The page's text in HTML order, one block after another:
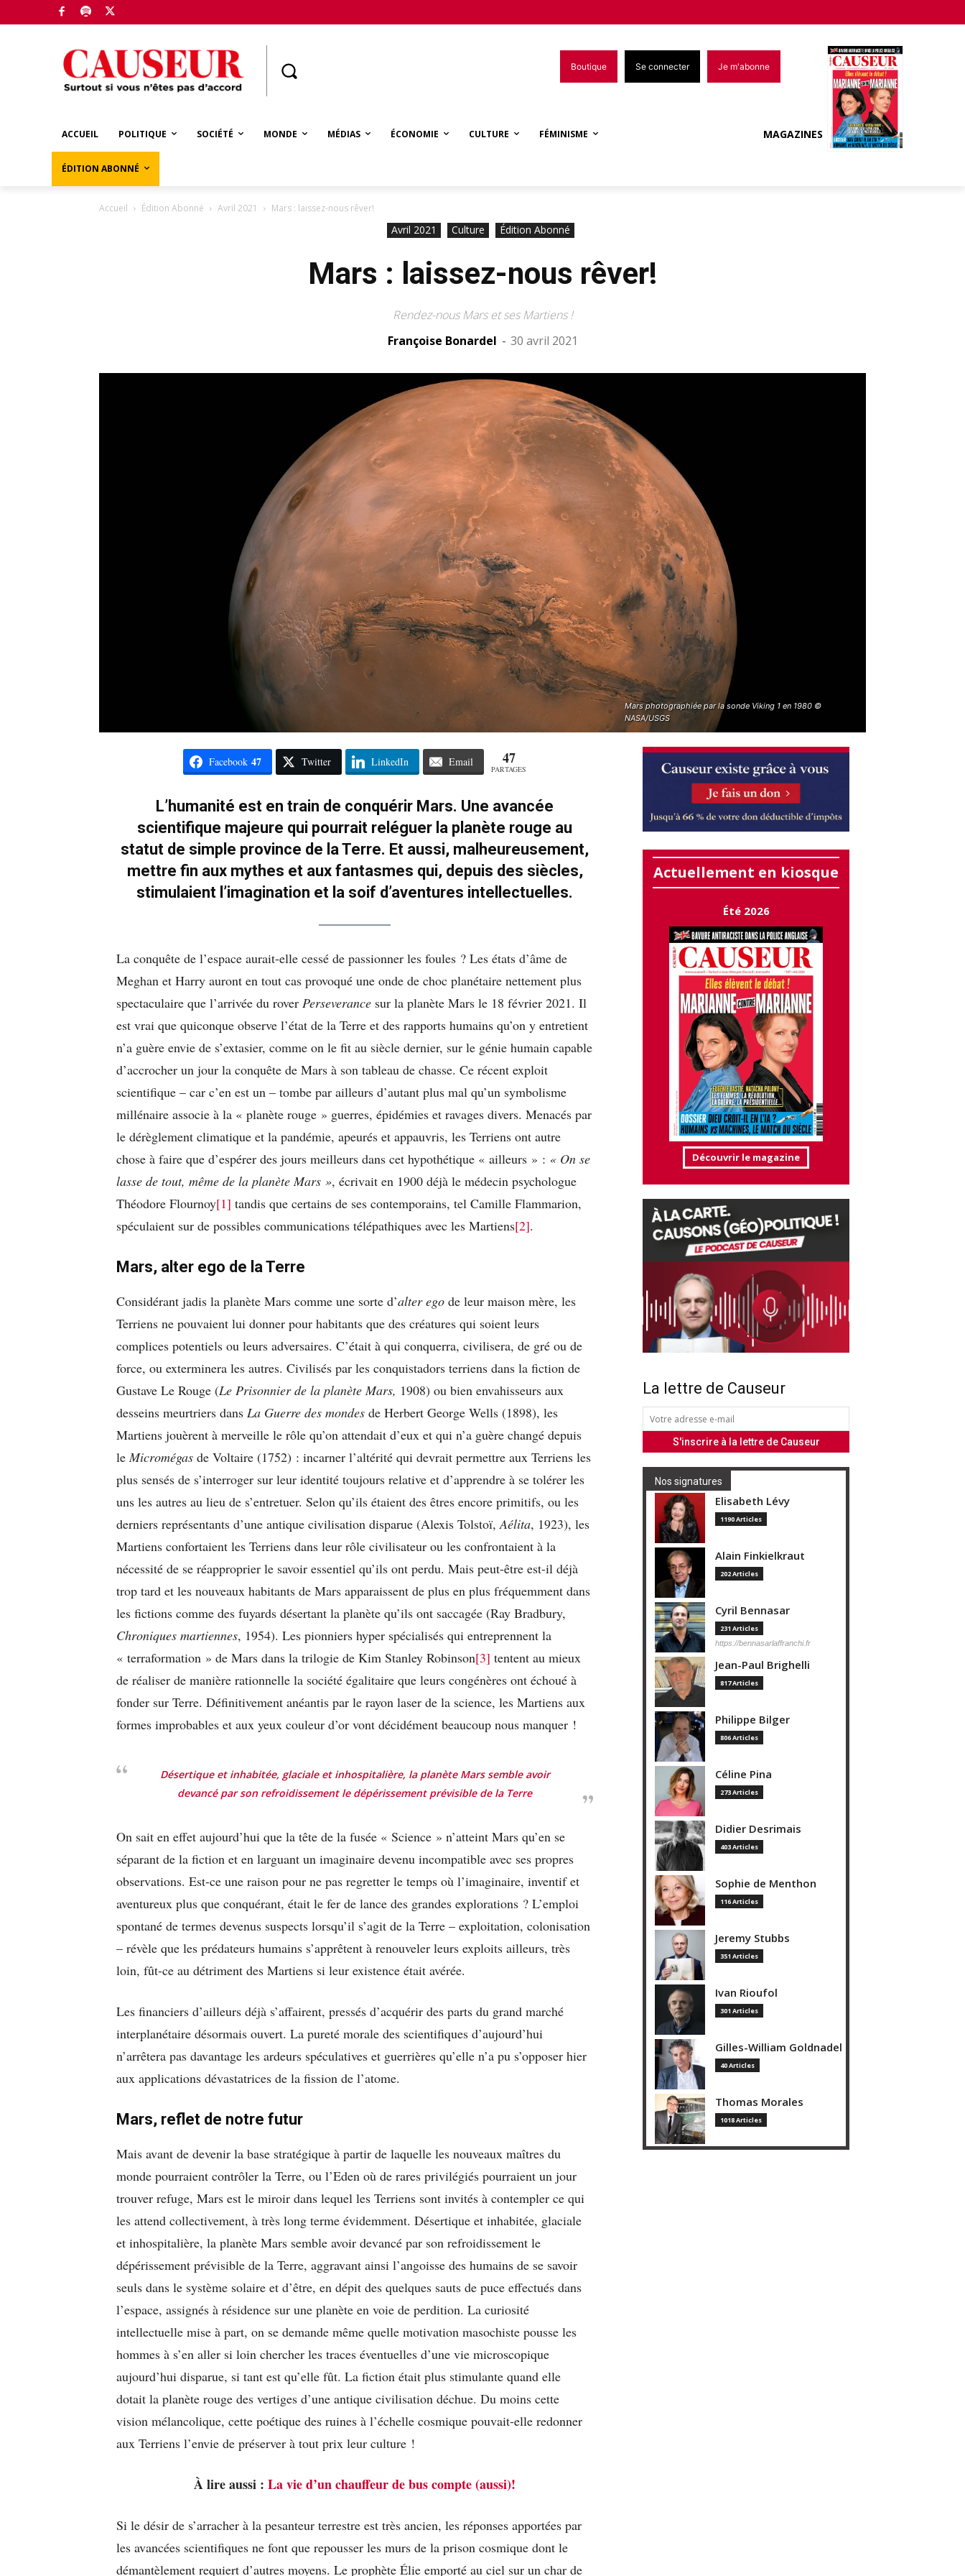
Boutique Se connecter Je m'abonne
ACCUEIL POLITIQUE SOCIÉTÉ MONDE MÉDIAS ÉCONOMIE CULTURE FÉMINISME
ÉDITION ABONNÉ
MAGAZINES
Accueil Édition Abonné Avril 2021 Mars : laissez-nous rêver!
Avril 2021 Culture Édition Abonné
Mars : laissez-nous rêver!
Rendez-nous Mars et ses Martiens !
Françoise Bonardel - 30 avril 2021
Mars photographiée par la sonde Viking 1 en 1980 ©
NASA/USGS
Facebook 47 Twitter LinkedIn Email 47
PARTAGES
L’humanité est en train de conquérir Mars. Une avancée
scientifique majeure qui pourrait reléguer la planète rouge au
statut de simple province de la Terre. Et aussi, malheureusement,
mettre fin aux mythes et aux fantasmes qui, depuis des siècles,
stimulaient l’imagination et la soif d’aventures intellectuelles.
La conquête de l’espace aurait-elle cessé de passionner les foules ? Les états d’âme de
Meghan et Harry auront en tout cas provoqué une onde de choc planétaire nettement plus
spectaculaire que l’arrivée du rover Perseverance sur la planète Mars le 18 février 2021. Il
est vrai que quiconque observe l’état de la Terre et des rapports humains qu’on y entretient
n’a guère envie de s’extasier, comme on le fit au siècle dernier, sur le génie humain capable
d’accrocher un jour la conquête de Mars à son tableau de chasse. Ce récent exploit
scientifique – car c’en est un – tombe par ailleurs d’autant plus mal qu’un symbolisme
millénaire associe à la « planète rouge » guerres, épidémies et ravages divers. Menacés par
le dérèglement climatique et la pandémie, apeurés et appauvris, les Terriens ont autre
chose à faire que d’espérer des jours meilleurs dans cet hypothétique « ailleurs » : « On se
lasse de tout, même de la planète Mars », écrivait en 1900 déjà le médecin psychologue
Théodore Flournoy[1] tandis que certains de ses contemporains, tel Camille Flammarion,
spéculaient sur de possibles communications télépathiques avec les Martiens[2].
Mars, alter ego de la Terre
Considérant jadis la planète Mars comme une sorte d’alter ego de leur maison mère, les
Terriens ne pouvaient lui donner pour habitants que des créatures qui soient leurs
complices potentiels ou leurs adversaires. C’était à qui conquerra, civilisera, de gré ou de
force, ou exterminera les autres. Civilisés par les conquistadors terriens dans la fiction de
Gustave Le Rouge (Le Prisonnier de la planète Mars, 1908) ou bien envahisseurs aux
desseins meurtriers dans La Guerre des mondes de Herbert George Wells (1898), les
Martiens jouèrent à merveille le rôle qu’on attendait d’eux et qui n’a guère changé depuis
leMicromégas de Voltaire (1752) : incarner l’altérité qui devrait permettre aux Terriens les
plus sensés de s’interroger sur leur identité toujours relative et d’apprendre à se tolérer les
uns les autres au lieu de s’entretuer. Selon qu’ils étaient des êtres encore primitifs, ou les
derniers représentants d’une antique civilisation disparue (Alexis Tolstoï,Aélita, 1923), les
Martiens confortaient les Terriens dans leur rôle civilisateur ou les confrontaient à la
nécessité de se réapproprier le savoir essentiel qu’ils ont perdu. Mais peut-être est-il déjà
trop tard et les nouveaux habitants de Mars apparaissent de plus en plus fréquemment dans
les fictions comme des fuyards désertant la planète qu’ils ont saccagée (Ray Bradbury,
Chroniques martiennes, 1954). Les pionniers hyper spécialisés qui entreprennent la
« terraformation » de Mars dans la trilogie de Kim Stanley Robinson[3] tentent au mieux
de réaliser de manière rationnelle la société égalitaire que leurs congénères ont échoué à
fonder sur Terre. Définitivement anéantis par le rayon laser de la science, les Martiens aux
formes improbables et aux yeux couleur d’or vont décidément beaucoup nous manquer !
Désertique et inhabitée, glaciale et inhospitalière, la planète Mars semble avoir
devancé par son refroidissement le dépérissement prévisible de la Terre
On sait en effet aujourd’hui que la tête de la fusée « Science » n’atteint Mars qu’en se
séparant de la fiction et en larguant un imaginaire devenu incompatible avec ses propres
observations. Est-ce une raison pour ne pas regretter le temps où l’imaginaire, inventif et
aventureux plus que conquérant, était le fer de lance des grandes explorations ? L’emploi
spontané de termes devenus suspects lorsqu’il s’agit de la Terre – exploitation, colonisation
– révèle que les prédateurs humains s’apprêtent à renouveler leurs exploits ailleurs, très
loin, fût-ce au détriment des Martiens si leur existence était avérée.
Les financiers d’ailleurs déjà s’affairent, pressés d’acquérir des parts du grand marché
interplanétaire désormais ouvert. La pureté morale des scientifiques d’aujourd’hui
n’arrêtera pas davantage les ardeurs spéculatives et guerrières qu’elle n’a pu s’opposer hier
aux applications dévastatrices de la fission de l’atome.
Mars, reflet de notre futur
Mais avant de devenir la base stratégique à partir de laquelle les nouveaux maîtres du
monde pourraient contrôler la Terre, ou l’Eden où de rares privilégiés pourraient un jour
trouver refuge, Mars est le miroir dans lequel les Terriens sont invités à contempler ce qui
les attend collectivement, à très long terme évidemment. Désertique et inhabitée, glaciale
et inhospitalière, la planète Mars semble avoir devancé par son refroidissement le
dépérissement prévisible de la Terre, aggravant ainsi l’angoisse des humains de se savoir
seuls dans le système solaire et d’être, en dépit des quelques sauts de puce effectués dans
l’espace, assignés à résidence sur une planète en voie de perdition. La curiosité
intellectuelle mise à part, on se demande même quelle motivation masochiste pousse les
hommes à s’en aller si loin chercher les traces éventuelles d’une vie microscopique
aujourd’hui disparue, si tant est qu’elle fût. La fiction était plus stimulante quand elle
dotait la planète rouge des vertiges d’une antique civilisation déchue. Du moins cette
vision mélancolique, cette poétique des ruines à l’échelle cosmique pouvait-elle redonner
aux Terriens l’envie de préserver à tout prix leur culture !
À lire aussi : La vie d’un chauffeur de bus compte (aussi)!
Si le désir de s’arracher à la pesanteur terrestre est très ancien, les réponses apportées par
les avancées scientifiques ne font que repousser les murs de la prison cosmique dont le
démantèlement requiert d’autres moyens. Le prophète Élie emporté au ciel sur un char de
Actuellement en kiosque
Été 2026
Découvrir le magazine
La lettre de Causeur
Nos signatures
Elisabeth Lévy
1190 Articles
Alain Finkielkraut
202 Articles
Cyril Bennasar
231 Articles
https://bennasarlaffranchi.fr
Jean-Paul Brighelli
817 Articles
Philippe Bilger
806 Articles
Céline Pina
273 Articles
Didier Desrimais
403 Articles
Sophie de Menthon
116 Articles
Jeremy Stubbs
351 Articles
Ivan Rioufol
301 Articles
Gilles-William Goldnadel
40 Articles
Thomas Morales
1018 Articles